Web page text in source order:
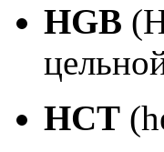
HGB
HCT